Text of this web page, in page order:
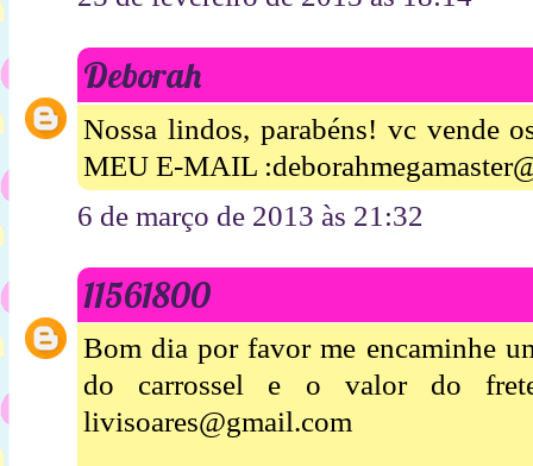
Deborah
Nossa lindos, parabéns! vc vende
MEU E-MAIL
6 de março de 2013 às 21:32
11561800
Bom dia por favor me encaminhe
do carrossel e o valor do
livisoares@gmail.com